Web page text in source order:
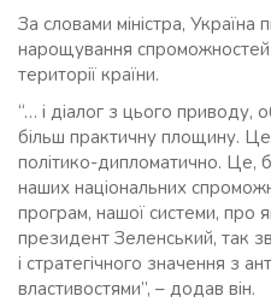
За словами міністра, Україна
нарощування
території країни.
“… і діалог з цього приводу,
більш практичну площину.
політико-дипломатично. Це,
наших національних
програм, нашої системи, про
президент Зеленський, так
і стратегічного значення з
властивостями”, – додав він.